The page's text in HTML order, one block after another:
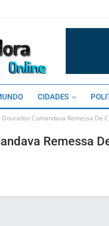
CIDADES
Dourados Comandava Remessa De
Remessa